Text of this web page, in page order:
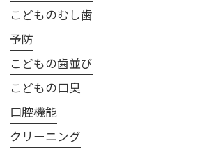
こどものむし歯
予防
こどもの歯並び
こどもの口臭
口腔機能
クリーニング